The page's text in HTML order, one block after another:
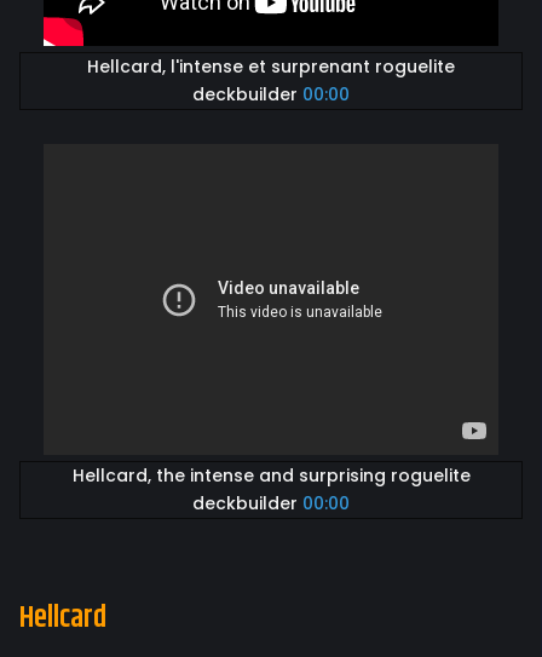
Hellcard, l'intense et surprenant roguelite
deckbuilder 00:00
Hellcard, the intense and surprising roguelite
deckbuilder 00:00
Hellcard